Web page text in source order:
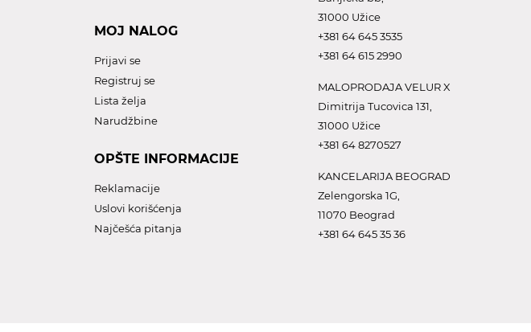
MOJ NALOG
Prijavi se
Registruj se
Lista želja
Narudžbine
OPŠTE INFORMACIJE
Reklamacije
Uslovi korišćenja
Najčešća pitanja
31000 Užice
+381 64 645 3535
+381 64 615 2990
MALOPRODAJA VELUR X
Dimitrija Tucovica 131,
31000 Užice
+381 64 8270527
KANCELARIJA BEOGRAD
Zelengorska 1G,
11070 Beograd
+381 64 645 35 36